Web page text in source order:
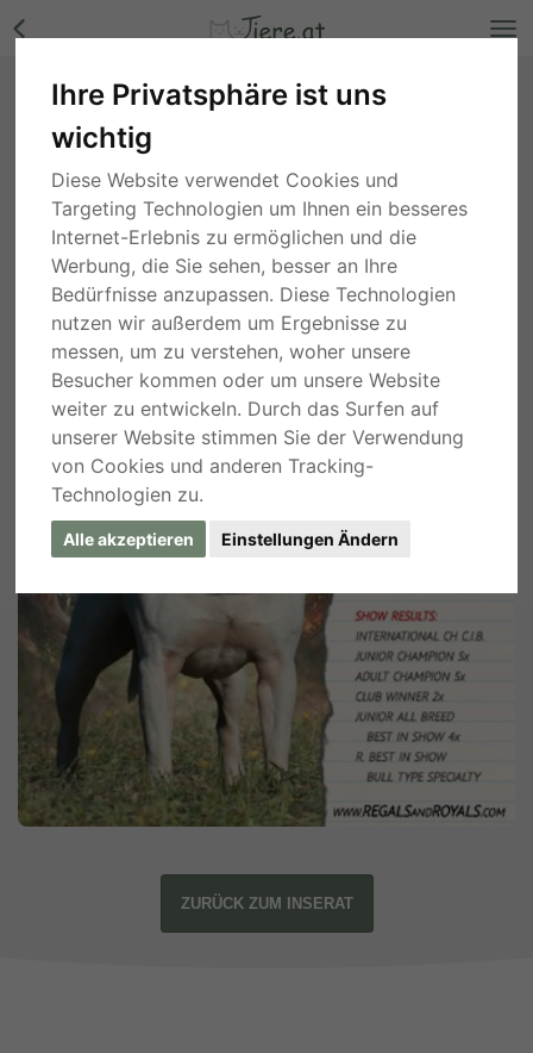
Ihre Privatsphäre ist uns
wichtig
Diese Website verwendet Cookies und
Targeting Technologien um Ihnen ein besseres
Internet-Erlebnis zu ermöglichen und die
Werbung, die Sie sehen, besser an Ihre
Bedürfnisse anzupassen. Diese Technologien
nutzen wir außerdem um Ergebnisse zu
messen, um zu verstehen, woher unsere
Besucher kommen oder um unsere Website
weiter zu entwickeln. Durch das Surfen auf
unserer Website stimmen Sie der Verwendung
von Cookies und anderen Tracking-
Technologien zu.
Alle akzeptieren Einstellungen Ändern
STAFFORDSHIRE BULL TERRIER,
Staffordshire Bullterrier - Rüde Bilder
croatia , vor 4 Jahren
ZURÜCK ZUM INSERAT